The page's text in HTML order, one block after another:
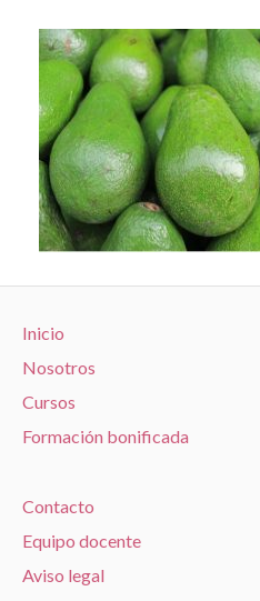
Inicio
Nosotros
Cursos
Formación bonificada
Contacto
Equipo docente
Aviso legal